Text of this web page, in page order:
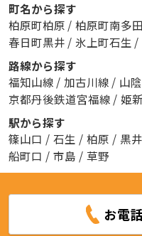
町名から探す
柏原町柏原 / 柏原町南多田
春日町黒井 / 氷上町石生 /
路線から探す
福知山線 / 加古川線 / 山
京都丹後鉄道宮福線 / 姫
駅から探す
篠山口 / 石生 / 柏原 / 黒井
船町口 / 市島 / 草野
お電